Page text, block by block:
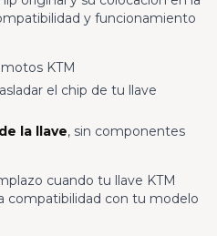
y funcionamiento
KTM
el chip de tu llave
la llave, sin componentes
cuando tu llave KTM
compatibilidad con tu modelo